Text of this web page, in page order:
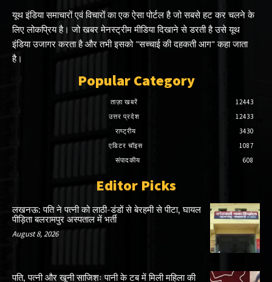
यूथ इंडिया समाचारों एवं विचारों का एक ऐसा पोर्टल है जो सबसे हट कर चलने के
लिए लोकप्रिय है। जो खबर मेनस्ट्रीम मीडिया दिखाने से डरती है उसे यूथ
इंडिया उजागर करता है और तभी इसको "सच्चाई की दहकती आग" कहा जाता
है।
Popular Category
ताज़ा खबरें
12443
उत्तर प्रदेश
12433
राष्ट्रीय
3430
एडिटर चॉइस
1087
संपादकीय
608
Editor Picks
लखनऊ: पति ने पत्नी को लाठी-डंडों से बेरहमी से पीटा, घायल
पीड़िता बलरामपुर अस्पताल में भर्ती
August 8, 2026
पति, पत्नी और खूनी साजिशः पानी के टब में मिली महिला की